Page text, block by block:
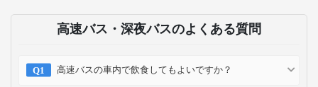
高速バス・深夜バスのよくある質問
高速バスの車内で飲食してもよいですか？